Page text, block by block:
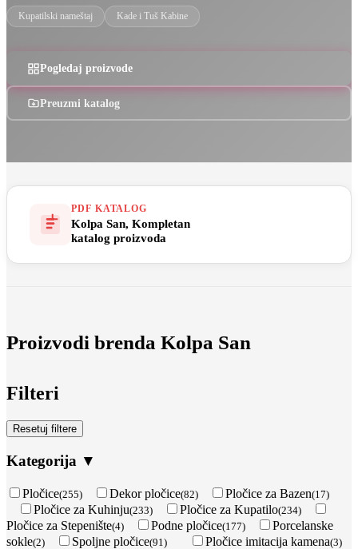
Kupatilski nameštaj Kade i Tuš Kabine
Pogledaj proizvode
Preuzmi katalog
PDF KATALOG
Kolpa San, Kompletan
katalog proizvoda
Proizvodi brenda Kolpa San
Filteri
Resetuj filtere
Kategorija ▼
Pločice(255) Dekor pločice(82) Pločice za Bazen(17)
Pločice za Kuhinju(233) Pločice za Kupatilo(234)
Pločice za Stepenište(4) Podne pločice(177)
Porcelanske
sokle(2) Spoljne pločice(91) Pločice imitacija kamena(3)